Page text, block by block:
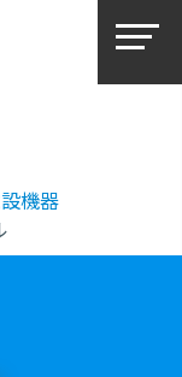
機器